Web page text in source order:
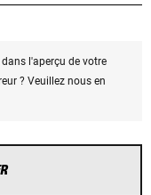
l'aperçu de votre
? Veuillez nous en